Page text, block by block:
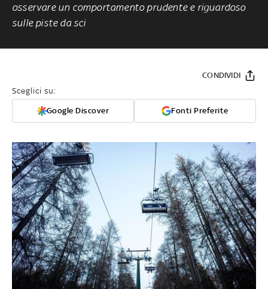
osservare un comportamento prudente e riguardoso
sulle piste da sci
Sceglici su:
Google Discover Fonti Preferite
CONDIVIDI